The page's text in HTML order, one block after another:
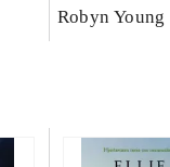
Robyn Young